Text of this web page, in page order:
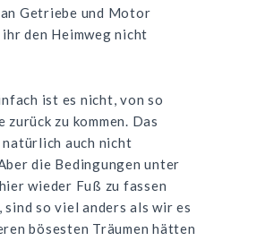
Getriebe und Motor
den Heimweg nicht
ist es nicht, von so
zurück zu kommen. Das
auch nicht
die Bedingungen unter
wieder Fuß zu fassen
sind so viel anders als wir es
bösesten Träumen hätten